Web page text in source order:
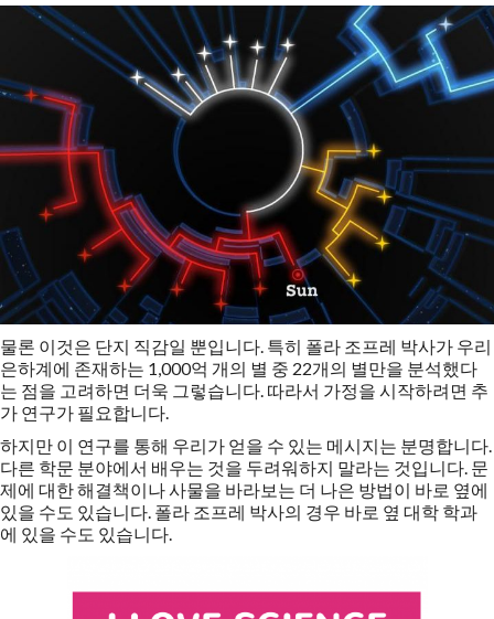
물론 이것은 단지 직감일 뿐입니다. 특히 폴라 조프레 박사가 우리
은하계에 존재하는 1,000억 개의 별 중 22개의 별만을 분석했다
는 점을 고려하면 더욱 그렇습니다. 따라서 가정을 시작하려면 추
가 연구가 필요합니다.
하지만 이 연구를 통해 우리가 얻을 수 있는 메시지는 분명합니다.
다른 학문 분야에서 배우는 것을 두려워하지 말라는 것입니다. 문
제에 대한 해결책이나 사물을 바라보는 더 나은 방법이 바로 옆에
있을 수도 있습니다. 폴라 조프레 박사의 경우 바로 옆 대학 학과
에 있을 수도 있습니다.